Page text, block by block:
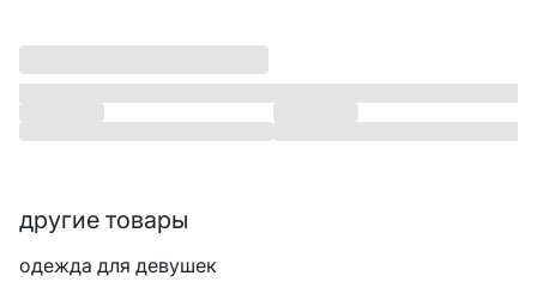
другие товары
одежда для девушек